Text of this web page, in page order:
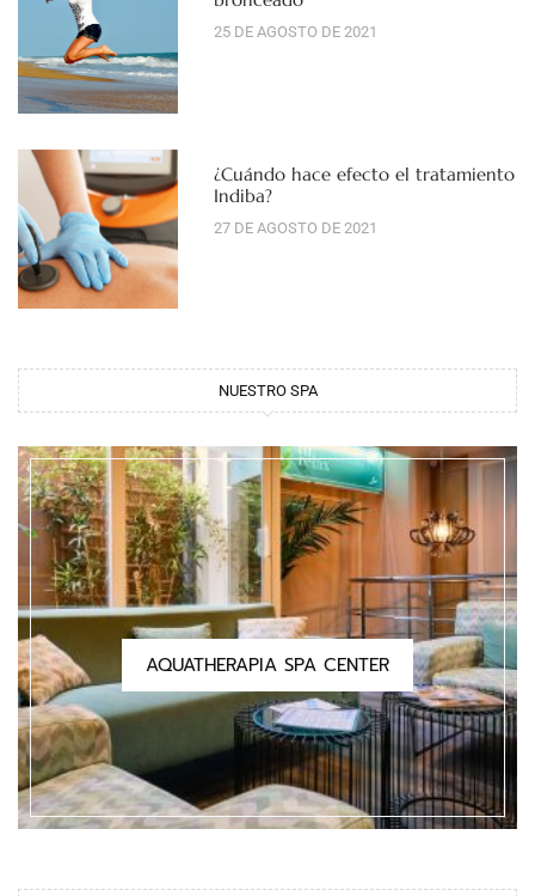
25 DE AGOSTO DE 2021
¿Cuándo hace efecto el tratamiento
Indiba?
27 DE AGOSTO DE 2021
NUESTRO SPA
AQUATHERAPIA SPA CENTER